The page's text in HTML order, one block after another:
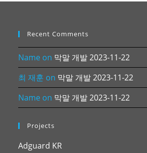
Recent Comments
Name on 막말 개발 2023-11-22
최 재훈 on 막말 개발 2023-11-22
Name on 막말 개발 2023-11-22
Projects
Adguard KR